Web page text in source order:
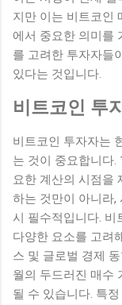
지만 이는 비트코인
에서 중요한 의미를
를 고려한 투자자들
있다는 것입니다.
비트코인 투
비트코인 투자자는
는 것이 중요합니다.
요한 계산의 시점을
하는 것만이 아니라,
시 필수적입니다. 비
다양한 요소를 고려
스 및 글로벌 경제
월의 두드러진 매수
될 수 있습니다. 특